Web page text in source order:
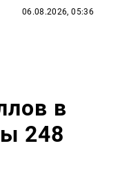
06.08.2026, 05:36
в
248